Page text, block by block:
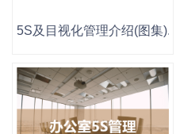
5S及目视化管理介绍(图集